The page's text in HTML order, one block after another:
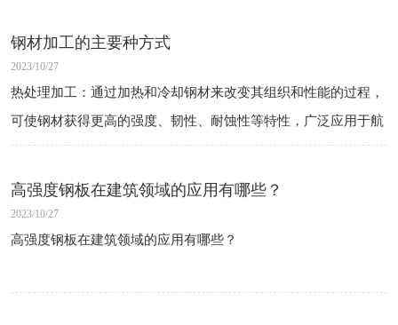
钢材加工的主要种方式
2023/10/27
热处理加工：通过加热和冷却钢材来改变其组织和性能的过程，
可使钢材获得更高的强度、韧性、耐蚀性等特性，广泛应用于航
空航天、汽车、造船、机械制造等领域。
艺，提高钢材的强度、硬度和均匀性，常用于制造 高 强度 结构
件、弹簧、线材等产品。
高强度钢板在建筑领域的应用有哪些？
2023/10/27
高强度钢板在建筑领域的应用有哪些？